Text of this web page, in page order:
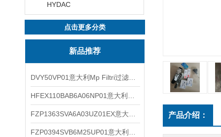
HYDAC
点击更多分类
新品推荐
产品介绍：